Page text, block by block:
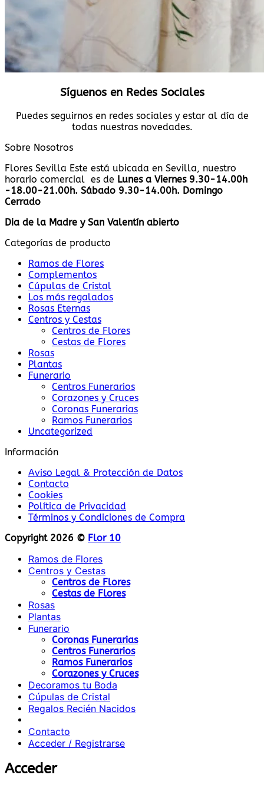
Síguenos en Redes Sociales
Puedes seguirnos en redes sociales y estar al día de
todas nuestras novedades.
Sobre Nosotros
Flores Sevilla Este está ubicada en Sevilla, nuestro
horario comercial es de Lunes a Viernes 9.30-14.00h
-18.00-21.00h. Sábado 9.30-14.00h. Domingo
Cerrado
Dia de la Madre y San Valentín abierto
Categorías de producto
Ramos de Flores
Complementos
Cúpulas de Cristal
Los más regalados
Rosas Eternas
Centros y Cestas
Centros de Flores
Cestas de Flores
Rosas
Plantas
Funerario
Centros Funerarios
Corazones y Cruces
Coronas Funerarias
Ramos Funerarios
Uncategorized
Información
Aviso Legal & Protección de Datos
Contacto
Cookies
Política de Privacidad
Términos y Condiciones de Compra
Copyright 2026 © Flor 10
Ramos de Flores
Centros y Cestas
Centros de Flores
Cestas de Flores
Rosas
Plantas
Funerario
Coronas Funerarias
Centros Funerarios
Ramos Funerarios
Corazones y Cruces
Decoramos tu Boda
Cúpulas de Cristal
Regalos Recién Nacidos
Contacto
Acceder / Registrarse
Acceder